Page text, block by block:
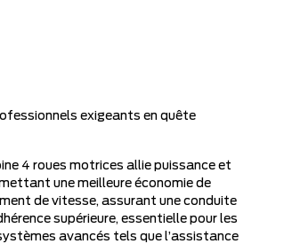
exigeants en quête
4 roues motrices allie puissance et
une meilleure économie de
de vitesse, assurant une conduite
supérieure, essentielle pour les
avancés tels que l’assistance